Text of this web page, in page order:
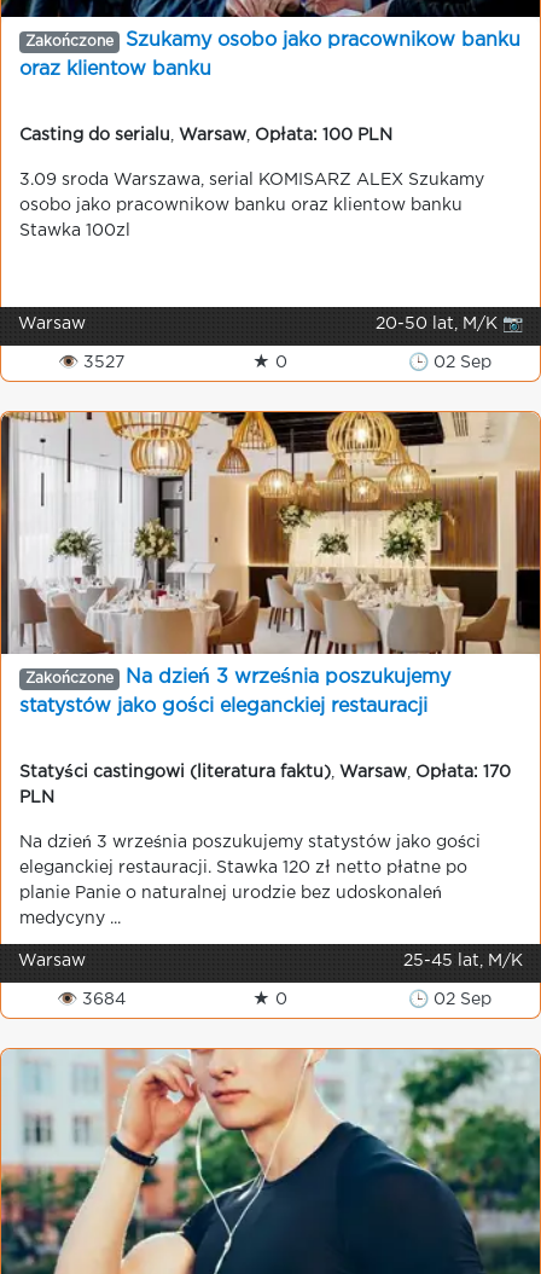
Zakończone
Szukamy osobo jako pracownikow banku
oraz klientow banku
Casting do serialu Warsaw Opłata: 100 PLN
3.09 sroda Warszawa, serial KOMISARZ ALEX Szukamy
osobo jako pracownikow banku oraz klientow banku
Stawka 100zl
Warsaw 20-50 lat, M/K 📷
👁 3527 ★ 0 🕒 02 Sep
Zakończone
Na dzień 3 września poszukujemy
statystów jako gości eleganckiej restauracji
Statyści castingowi (literatura faktu) Warsaw
Opłata: 170
PLN
Na dzień 3 września poszukujemy statystów jako gości
eleganckiej restauracji. Stawka 120 zł netto płatne po
planie Panie o naturalnej urodzie bez udoskonaleń
medycyny ...
Warsaw 25-45 lat, M/K
👁 3684 ★ 0 🕒 02 Sep